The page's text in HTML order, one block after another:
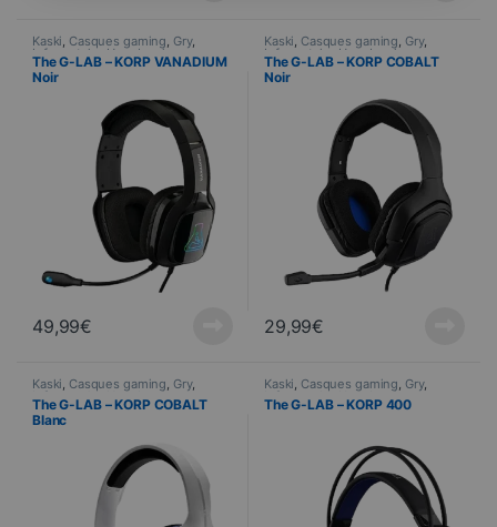
Kaski, Casques gaming, Gry,
Informatyka Urządzenia
peryferyjne
The G-LAB – KORP VANADIUM
Noir
49,99€
Kaski, Casques gaming, Gry,
Informatyka Urządzenia
peryferyjne
The G-LAB – KORP COBALT
Noir
29,99€
Kaski, Casques gaming, Gry,
Informatyka Urządzenia
peryferyjne
The G-LAB – KORP COBALT
Blanc
Kaski, Casques gaming, Gry,
Informatyka Urządzenia
peryferyjne
The G-LAB – KORP 400